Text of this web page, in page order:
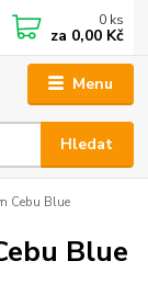
Menu
Hledat
0 ks
za 0,00 Kč
Cebu Blue
Blue